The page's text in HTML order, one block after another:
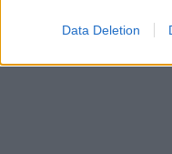
Data Deletion